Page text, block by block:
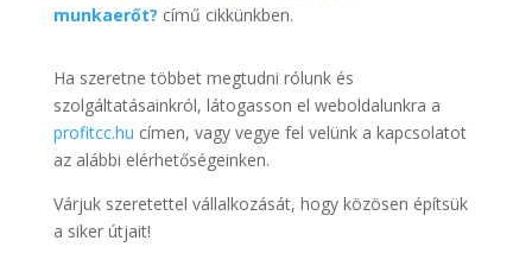
munkaerőt? című cikkünkben.
Ha szeretne többet megtudni rólunk és
szolgáltatásainkról, látogasson el weboldalunkra a
profitcc.hu címen, vagy vegye fel velünk a kapcsolatot
az alábbi elérhetőségeinken.
Várjuk szeretettel vállalkozását, hogy közösen építsük
a siker útjait!